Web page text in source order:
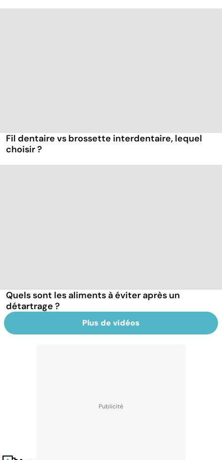
Fil dentaire vs brossette interdentaire, lequel
choisir ?
Quels sont les aliments à éviter après un
détartrage ?
Plus de vidéos